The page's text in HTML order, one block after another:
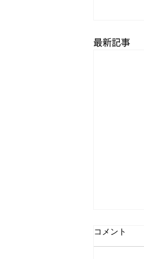
最新記事
コメント